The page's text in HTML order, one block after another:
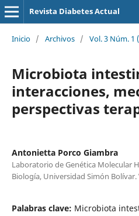
Revista Diabetes Actual
Inicio / Archivos / Vol. 3 Núm. 1
Microbiota
interacciones,
perspectivas
Antonietta Porco Giambra
Laboratorio de Genética Molecular
Biología, Universidad Simón Bolívar.
Palabras clave: Microbiota